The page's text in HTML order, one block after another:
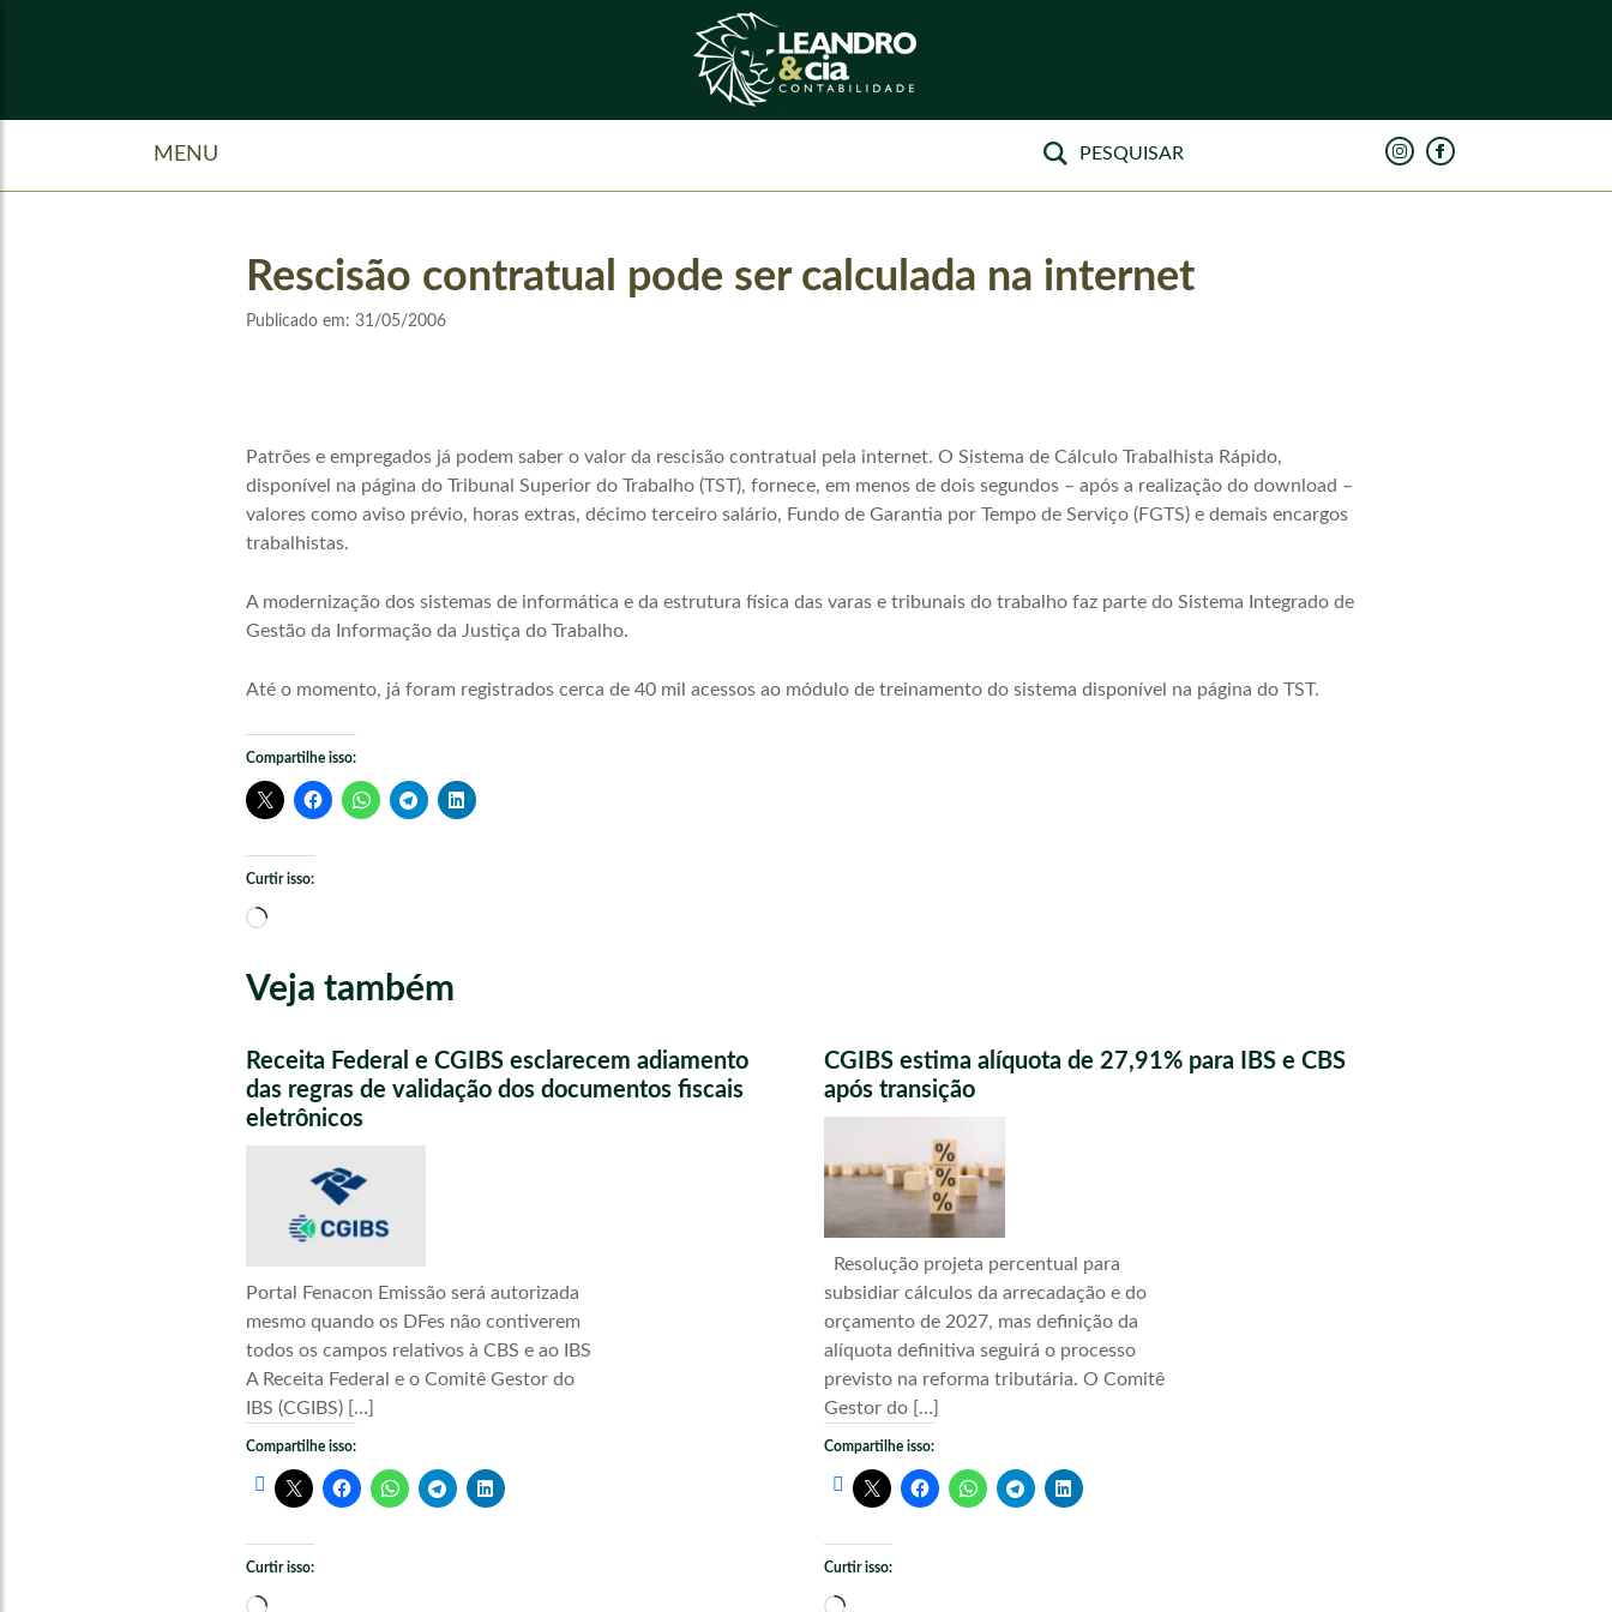
MENU
Rescisão contratual pode ser calculada na internet
Publicado em: 31/05/2006
Patrões e empregados já podem saber o valor da rescisão contratual pela internet. O Sistema de Cálculo Trabalhista Rápido,
disponível na página do Tribunal Superior do Trabalho (TST), fornece, em menos de dois segundos – após a realização do download –
valores como aviso prévio, horas extras, décimo terceiro salário, Fundo de Garantia por Tempo de Serviço (FGTS) e demais encargos
trabalhistas.
A modernização dos sistemas de informática e da estrutura física das varas e tribunais do trabalho faz parte do Sistema Integrado de
Gestão da Informação da Justiça do Trabalho.
Até o momento, já foram registrados cerca de 40 mil acessos ao módulo de treinamento do sistema disponível na página do TST.
Compartilhe isso:
Curtir isso:
Carregando...
Veja também
Receita Federal e CGIBS esclarecem adiamento
das regras de validação dos documentos fiscais
eletrônicos
Portal Fenacon Emissão será autorizada
mesmo quando os DFes não contiverem
todos os campos relativos à CBS e ao IBS
A Receita Federal e o Comitê Gestor do
IBS (CGIBS) […]
Compartilhe isso:
Curtir isso:
Carregando...
CGIBS estima alíquota de 27,91% para IBS e CBS
após transição
Resolução projeta percentual para
subsidiar cálculos da arrecadação e do
orçamento de 2027, mas definição da
alíquota definitiva seguirá o processo
previsto na reforma tributária. O Comitê
Gestor do […]
Compartilhe isso:
Curtir isso:
Carregando...